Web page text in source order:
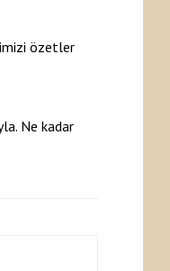
özetler
Ne kadar